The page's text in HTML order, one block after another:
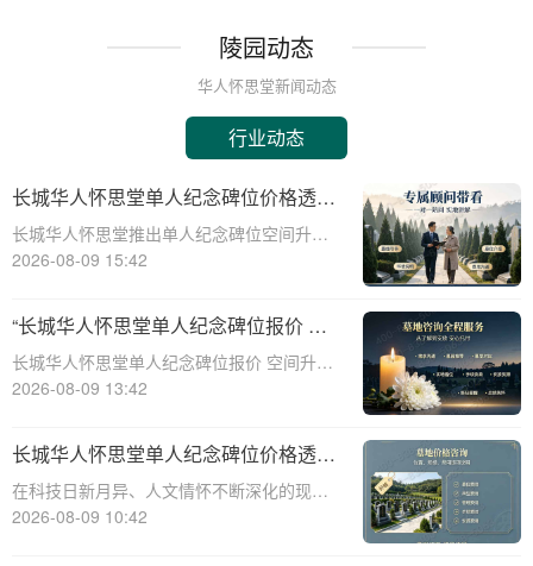
陵园动态
华人怀思堂新闻动态
行业动态
长城华人怀思堂单人纪念碑位价格透
明，空间升级活动限时开启：深度解析
与优惠策略详解
长城华人怀思堂推出单人纪念碑位空间升级
活动，价格透明，优惠力度大，限时抢购
节奏的现代生活中，人们对于纪念和缅怀逝
者的方式有了更多的期待。长城华人怀
2026-08-09 15:42
“长城华人怀思堂单人纪念碑位报价 空
间升级活动限时开启”
长城华人怀思堂单人纪念碑位报价 空间升级
活动限时开启☎ 华人怀思堂电话:400-838-
方式不断演变。随着科技的进步和观念的更
新，传统的墓地形式逐渐无法满足
2026-08-09 13:42
长城华人怀思堂单人纪念碑位价格透明
及空间升级活动限时开启详解
在科技日新月异、人文情怀不断深化的现代
社会，人们纪念先人的方式正经历着一场深
2026-08-09 10:42